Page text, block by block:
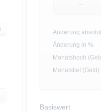
--
Änderung absolut
Änderung in %
Monatshoch
Monatstief (Geld)
Basiswert